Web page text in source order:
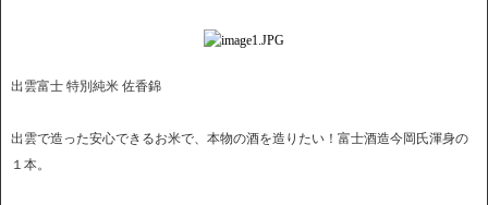
出雲富士 特別純米 佐香錦
出雲で造った安心できるお米で、本物の酒を造りたい！富士酒造今岡氏渾身の
１本。